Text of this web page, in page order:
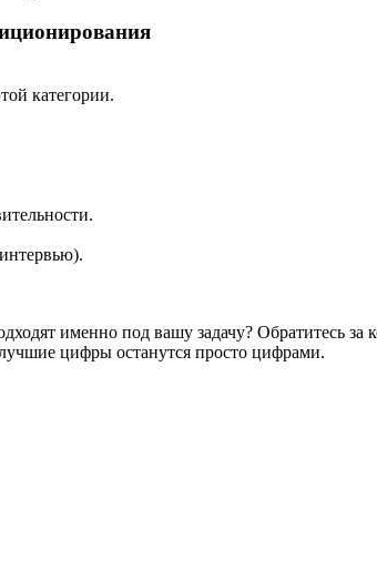
категории.
именно под вашу задачу? Обратитесь
цифры останутся просто цифрами.